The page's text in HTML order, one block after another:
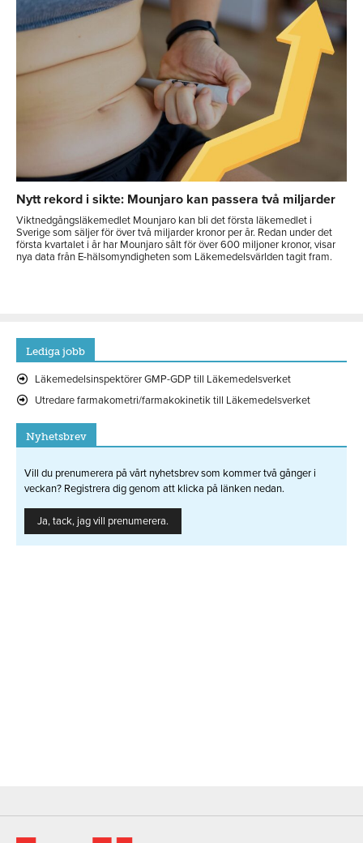
Nytt rekord i sikte: Mounjaro kan passera två miljarder
Viktnedgångsläkemedlet Mounjaro kan bli det första läkemedlet i
Sverige som säljer för över två miljarder kronor per år. Redan under det
första kvartalet i år har Mounjaro sålt för över 600 miljoner kronor, visar
nya data från E-hälsomyndigheten som Läkemedelsvärlden tagit fram.
Lediga jobb
Läkemedelsinspektörer GMP-GDP till Läkemedelsverket
Utredare farmakometri/farmakokinetik till Läkemedelsverket
Nyhetsbrev
Vill du prenumerera på vårt nyhetsbrev som kommer två gånger i
veckan? Registrera dig genom att klicka på länken nedan.
Ja, tack, jag vill prenumerera.